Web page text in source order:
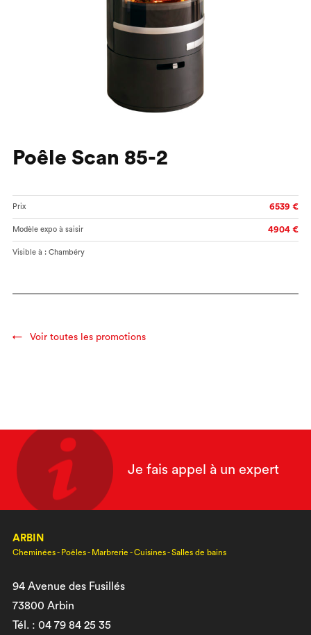
Poêle Scan 85-2
Prix 6539 €
Modèle expo à saisir 4904 €
Visible à : Chambéry
Voir toutes les promotions
Je fais appel à un expert
ARBIN
Cheminées - Poêles - Marbrerie - Cuisines - Salles de bains
94 Avenue des Fusillés
73800 Arbin
Tél. : 04 79 84 25 35